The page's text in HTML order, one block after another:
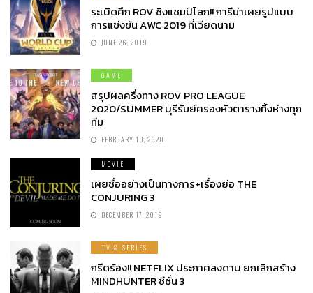
ระเบิดศึก ROV ชิงแชมป์โลก!! การีน่าเผยรูปแบบ
การแข่งขัน AWC 2019 ที่เวียดนาม
JUNE 26, 2019
GAME
สรุปผลครึ่งทาง ROV PRO LEAGUE
2020/SUMMER บุรีรัมย์ครองหัวตารางทิ้งห่างทุก
ทีม
FEBRUARY 19, 2020
MOVIE
เผยชื่ออย่างเป็นทางการ+เรื่องย่อ THE
CONJURING 3
DECEMBER 17, 2019
TV & SERIES
กรีดร้อง!! NETFLIX ประกาศลงดาบ ยกเลิกสร้าง
MINDHUNTER ซีซั่น 3